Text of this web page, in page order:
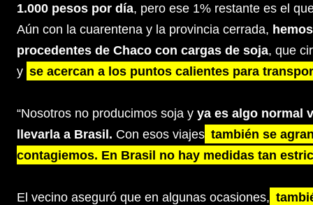
1.000 pesos por día, pero ese 1% restante es el
Aún con la cuarentena y la provincia cerrada,
procedentes de Chaco con cargas de soja, que
y se acercan a los puntos calientes para
“Nosotros no producimos soja y ya es algo normal
llevarla a Brasil. Con esos viajes también se
contagiemos. En Brasil no hay medidas tan
El vecino aseguró que en algunas ocasiones,